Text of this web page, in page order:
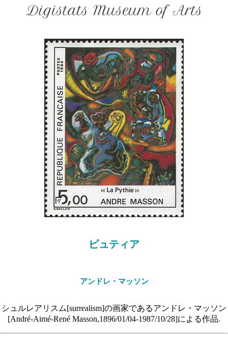
ピュティア
アンドレ・マッソン
シュルレアリスム[surrealism]の画家であるアンドレ・マッソン
[André-Aimé-René Masson,1896/01/04-1987/10/28]による作品.